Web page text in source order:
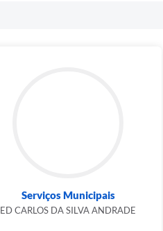
Serviços Municipais
ED CARLOS DA SILVA ANDRADE